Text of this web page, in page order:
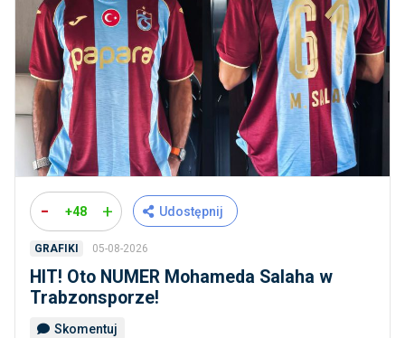
- +48 + Udostępnij
GRAFIKI 05-08-2026
HIT! Oto NUMER Mohameda Salaha w
Trabzonsporze!
Skomentuj